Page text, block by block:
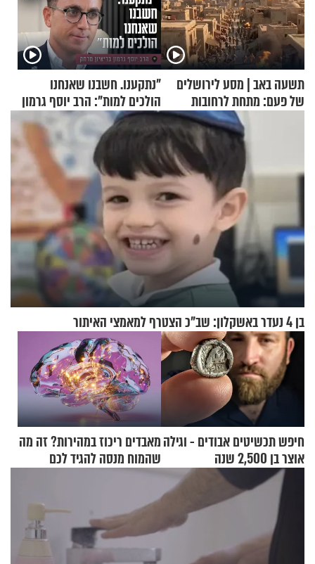
תשעה באב | מסע לירושלים
של פעם: מתחת לרחובות
"נתקענו. חשבנו שאנחנו
הולכים למות": הרב יוסף גרמון
בריאיון מרתק
בן 4 נעדר באשקלון: שב"כ הצטרף למאמצי האיתור
חיפש תכשיטים אבודים - וגילה
אוצר בן 2,500 שנה
מאבדים ריכוז במהירות? זה מה
שהמוח מנסה להגיד לכם